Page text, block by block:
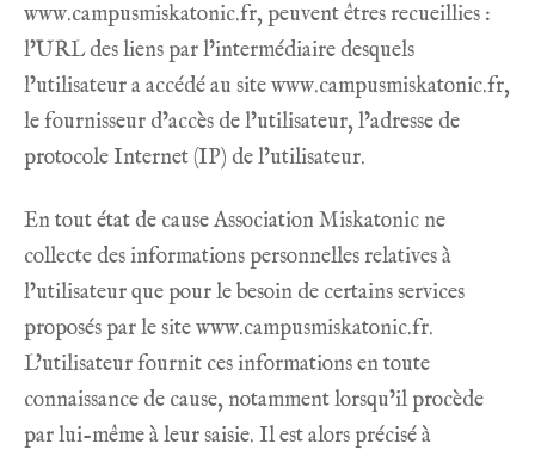
www.campusmiskatonic.fr, peuvent êtres recueillies :
l’URL des liens par l’intermédiaire desquels
l’utilisateur a accédé au sitewww.campusmiskatonic.fr,
le fournisseur d’accès de l’utilisateur, l’adresse de
protocole Internet (IP) de l’utilisateur.
En tout état de cause Association Miskatonic ne
collecte des informations personnelles relatives à
l’utilisateur que pour le besoin de certains services
proposés par le sitewww.campusmiskatonic.fr.
L’utilisateur fournit ces informations en toute
connaissance de cause, notamment lorsqu’il procède
par lui-même à leur saisie. Il est alors précisé à